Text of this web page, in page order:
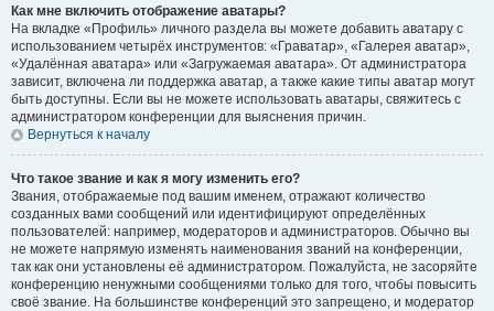
Как мне включить отображение аватары?
На вкладке «Профиль» личного раздела вы можете добавить аватару с
использованием четырёх инструментов: «Граватар», «Галерея аватар»,
«Удалённая аватара» или «Загружаемая аватара». От администратора
зависит, включена ли поддержка аватар, а также какие типы аватар могут
быть доступны. Если вы не можете использовать аватары, свяжитесь с
администратором конференции для выяснения причин.
Вернуться к началу
Что такое звание и как я могу изменить его?
Звания, отображаемые под вашим именем, отражают количество
созданных вами сообщений или идентифицируют определённых
пользователей: например, модераторов и администраторов. Обычно вы
не можете напрямую изменять наименования званий на конференции,
так как они установлены её администратором. Пожалуйста, не засоряйте
конференцию ненужными сообщениями только для того, чтобы повысить
своё звание. На большинстве конференций это запрещено, и модератор